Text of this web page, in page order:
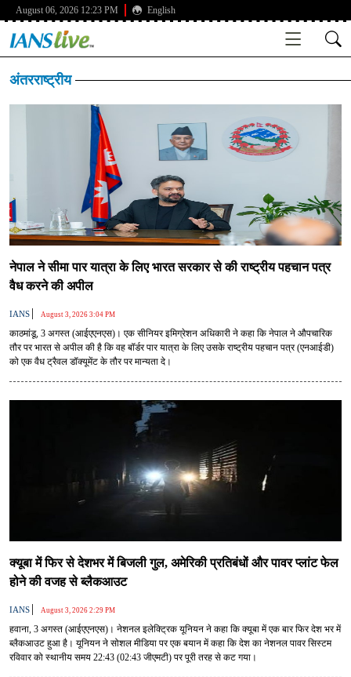
August 06, 2026 12:23 PM English
अंतरराष्ट्रीय
नेपाल ने सीमा पार यात्रा के लिए भारत सरकार से की राष्ट्रीय पहचान पत्र
वैध करने की अपील
IANS | August 3, 2026 3:04 PM
काठमांडू, 3 अगस्त (आईएएनएस)। एक सीनियर इमिग्रेशन अधिकारी ने कहा कि नेपाल ने औपचारिक
तौर पर भारत से अपील की है कि वह बॉर्डर पार यात्रा के लिए उसके राष्ट्रीय पहचान पत्र (एनआईडी)
को एक वैध ट्रैवल डॉक्यूमेंट के तौर पर मान्यता दे।
क्यूबा में फिर से देशभर में बिजली गुल, अमेरिकी प्रतिबंधों और पावर प्लांट फेल
होने की वजह से ब्लैकआउट
IANS | August 3, 2026 2:29 PM
हवाना, 3 अगस्त (आईएएनएस)। नेशनल इलेक्ट्रिक यूनियन ने कहा कि क्यूबा में एक बार फिर देश भर में
ब्लैकआउट हुआ है। यूनियन ने सोशल मीडिया पर एक बयान में कहा कि देश का नेशनल पावर सिस्टम
रविवार को स्थानीय समय 22:43 (02:43 जीएमटी) पर पूरी तरह से कट गया।